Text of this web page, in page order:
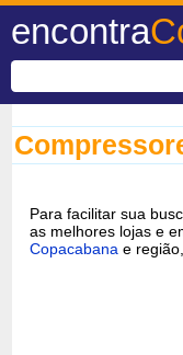
encontra
Para facilitar sua
as melhores lojas e
Copacabana e